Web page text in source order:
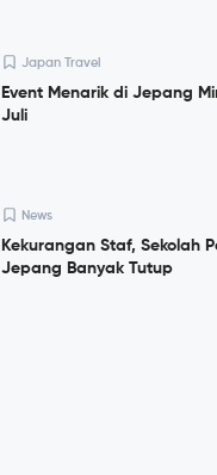
Japan Travel
Event Menarik di Jepang
Juli
News
Kekurangan Staf, Sekolah
Jepang Banyak Tutup